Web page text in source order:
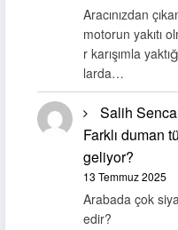
Aracınızdan
motorun yakıtı
r karışımla
larda…
Salih
Farklı duman
geliyor?
13 Temmuz 2025
Arabada çok
edir?